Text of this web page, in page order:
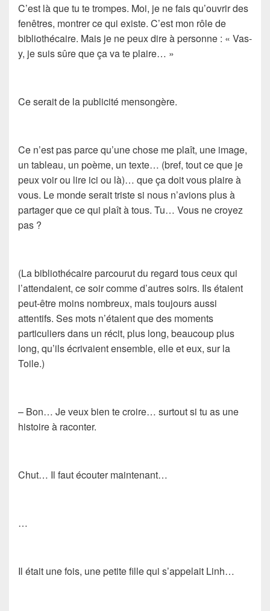
C’est là que tu te trompes. Moi, je ne fais qu’ouvrir des
fenêtres, montrer ce qui existe. C’est mon rôle de
bibliothécaire. Mais je ne peux dire à personne : « Vas-
y, je suis sûre que ça va te plaire… »
Ce serait de la publicité mensongère.
Ce n’est pas parce qu’une chose me plaît, une image,
un tableau, un poème, un texte… (bref, tout ce que je
peux voir ou lire ici ou là)… que ça doit vous plaire à
vous. Le monde serait triste si nous n’avions plus à
partager que ce qui plaît à tous. Tu… Vous ne croyez
pas ?
(La bibliothécaire parcourut du regard tous ceux qui
l’attendaient, ce soir comme d’autres soirs. Ils étaient
peut-être moins nombreux, mais toujours aussi
attentifs. Ses mots n’étaient que des moments
particuliers dans un récit, plus long, beaucoup plus
long, qu’ils écrivaient ensemble, elle et eux, sur la
Toile.)
– Bon… Je veux bien te croire… surtout si tu as une
histoire à raconter.
Chut… Il faut écouter maintenant…
…
Il était une fois, une petite fille qui s’appelait Linh…